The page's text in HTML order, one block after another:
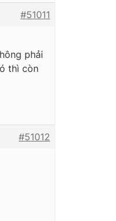
#51011
phải
thì còn
#51012